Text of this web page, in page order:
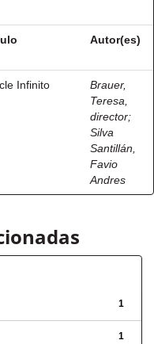
Autor(es)
Infinito
Brauer,
Teresa,
director;
Silva
Santillán,
Favio
Andres
1
1